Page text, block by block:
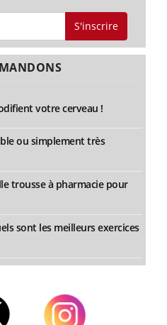
S'inscrire
votre cerveau !
ou simplement très
trousse à pharmacie pour
sont les meilleurs exercices